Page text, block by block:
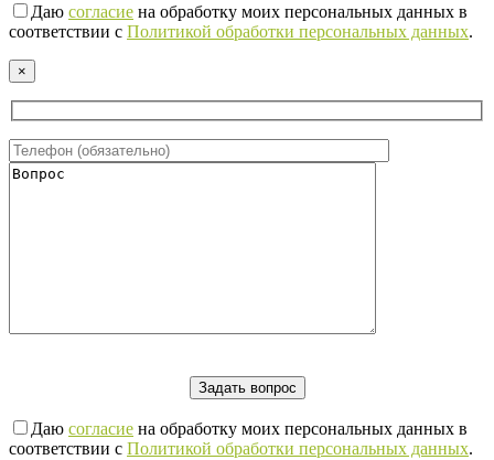
Даю согласие на обработку моих персональных данных в
соответствии с Политикой обработки персональных данных.
×
Даю согласие на обработку моих персональных данных в
соответствии с Политикой обработки персональных данных.